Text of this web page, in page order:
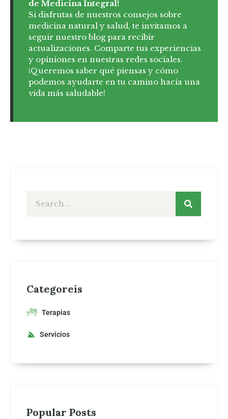
de Medicina Integral!
Si disfrutas de nuestros consejos sobre
medicina natural y salud, te invitamos a
seguir nuestro blog para recibir
actualizaciones. Comparte tus experiencias
y opiniones en nuestras redes sociales.
¡Queremos saber qué piensas y cómo
podemos ayudarte en tu camino hacia una
vida más saludable!
Categoreis
Terapias
Servicios
Popular Posts